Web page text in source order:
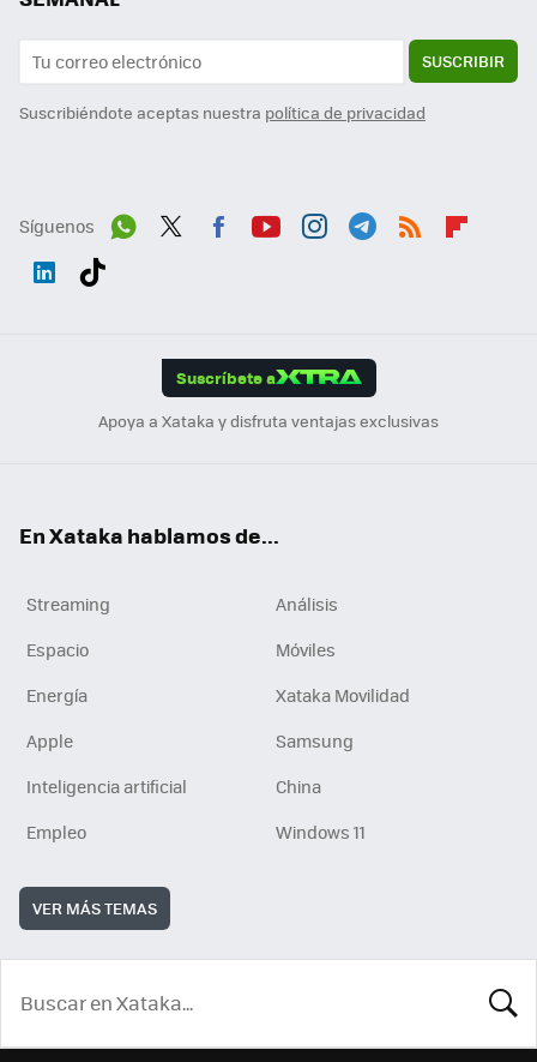
SUSCRIBIR
Suscribiéndote aceptas nuestra política de privacidad
Síguenos
Suscríbete a
Apoya a Xataka y disfruta ventajas exclusivas
En Xataka hablamos de...
Streaming
Análisis
Espacio
Móviles
Energía
Xataka Movilidad
Apple
Samsung
Inteligencia artificial
China
Empleo
Windows 11
VER MÁS TEMAS